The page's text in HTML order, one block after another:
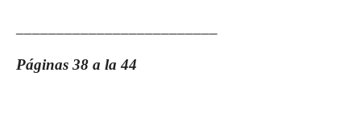
Páginas 38 a la 44